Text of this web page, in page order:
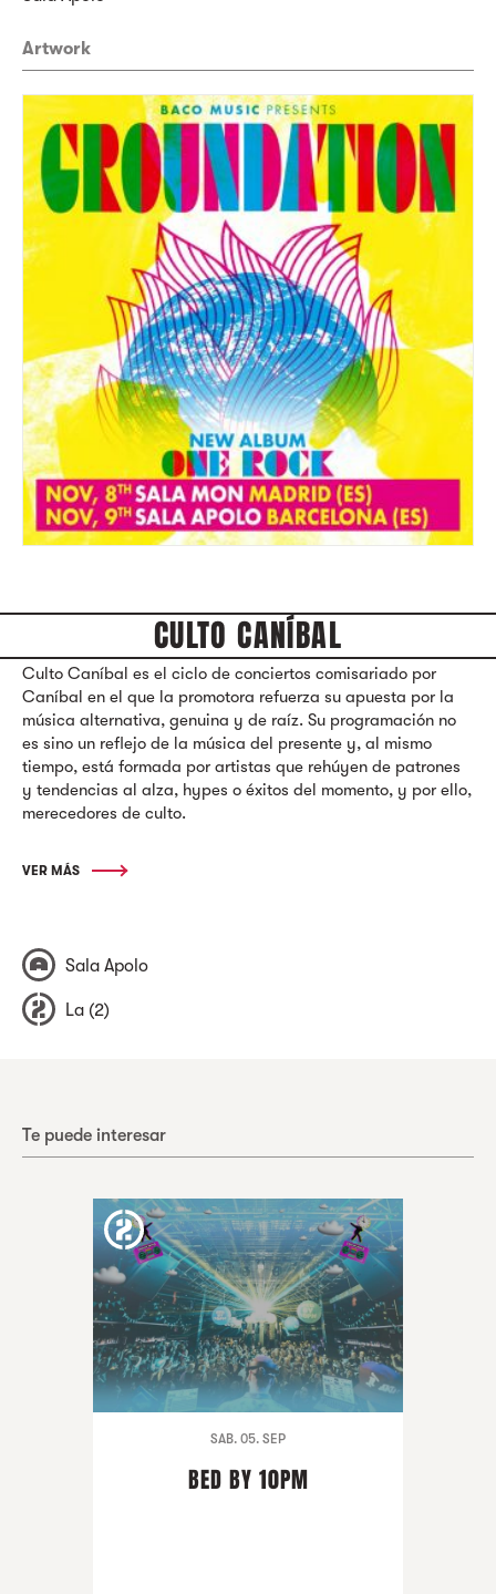
Artwork
CULTO CANÍBAL
Culto Caníbal es el ciclo de conciertos comisariado por
Caníbal en el que la promotora refuerza su apuesta por la
música alternativa, genuina y de raíz. Su programación no
es sino un reflejo de la música del presente y, al mismo
tiempo, está formada por artistas que rehúyen de patrones
y tendencias al alza, hypes o éxitos del momento, y por ello,
merecedores de culto.
VER MÁS
Sala Apolo
La (2)
Te puede interesar
SAB. 05. SEP
BED BY 10PM